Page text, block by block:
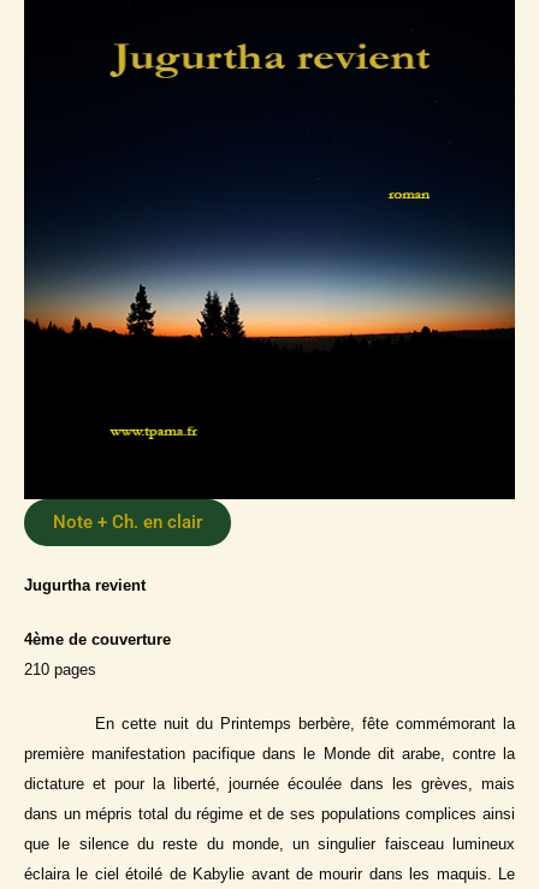
Note + Ch. en clair
Jugurtha revient
4ème de couverture
210 pages
En cette nuit du Printemps berbère, fête commémorant la
première manifestation pacifique dans le Monde dit arabe, contre la
dictature et pour la liberté, journée écoulée dans les grèves, mais
dans un mépris total du régime et de ses populations complices ainsi
que le silence du reste du monde, un singulier faisceau lumineux
éclaira le ciel étoilé de Kabylie avant de mourir dans les maquis. Le